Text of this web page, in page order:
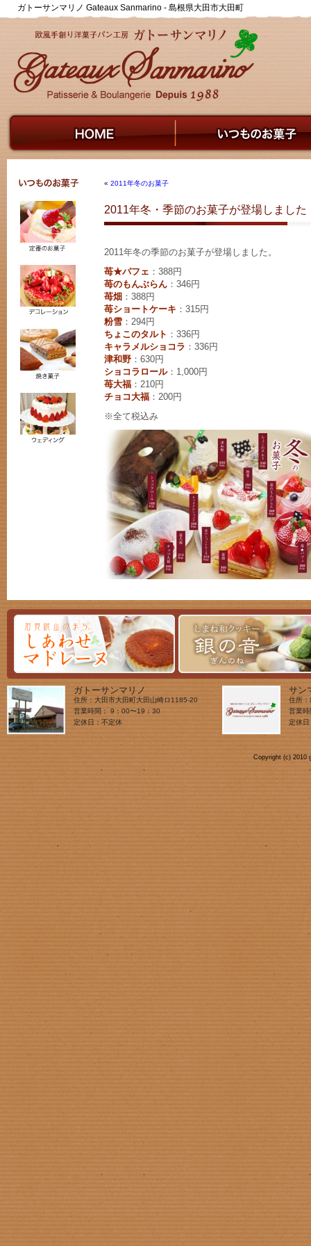
ガトーサンマリノ Gateaux Sanmarino - 島根県大田市大田町
« 2011年冬のお菓子
2011年冬・季節のお菓子が登場しました
2011年冬の季節のお菓子が登場しました。
苺★パフェ ：388円
苺のもんぶらん ：346円
苺畑 ：388円
苺ショートケーキ ：315円
粉雪 ：294円
ちょこのタルト ：336円
キャラメルショコラ ：336円
津和野 ：630円
ショコラロール：1,000円
苺大福 ：210円
チョコ大福 ：200円
※全て税込み
ガトーサンマリノ
住所：大田市大田町大田山崎ロ1185-20
営業時間： 9：00〜19：30
定休日：不定休
サン
住所
営業
定休日
Copyright (c) 2010